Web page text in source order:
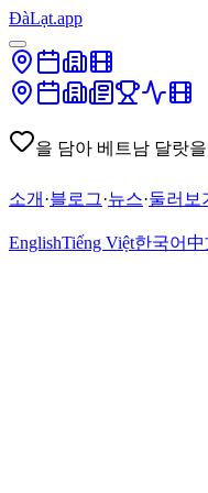
ĐàLạt.app
을 담아 베트남 달랏
소개 ·블로그·뉴스·둘러보
EnglishTiếng Việt한국어中